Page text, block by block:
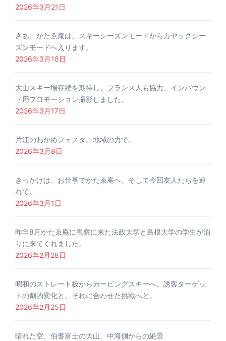
2026年3月21日
さあ、かたゑ庵は、スキーシーズンモードからカヤックシー
ズンモードへ入ります。
2026年3月18日
大山スキー場存続を期待し、フランス人も協力、インバウン
ド用プロモーション撮影しました。
2026年3月17日
片江のわかめフェスタ。地域の力で。
2026年3月8日
きっかけは、お仕事でかたゑ庵へ。そして今回友人たちを連
れて。
2026年3月1日
昨年8月かたゑ庵に視察に来た法政大学と島根大学の学生が泊
りに来てくれました。
2026年2月28日
昭和のストレート板からカービングスキーへ。誘客ターゲッ
トの劇的変化と、それに合わせた挑戦へと。
2026年2月25日
晴れた空、伯耆富士の大山、中海側からの絶景